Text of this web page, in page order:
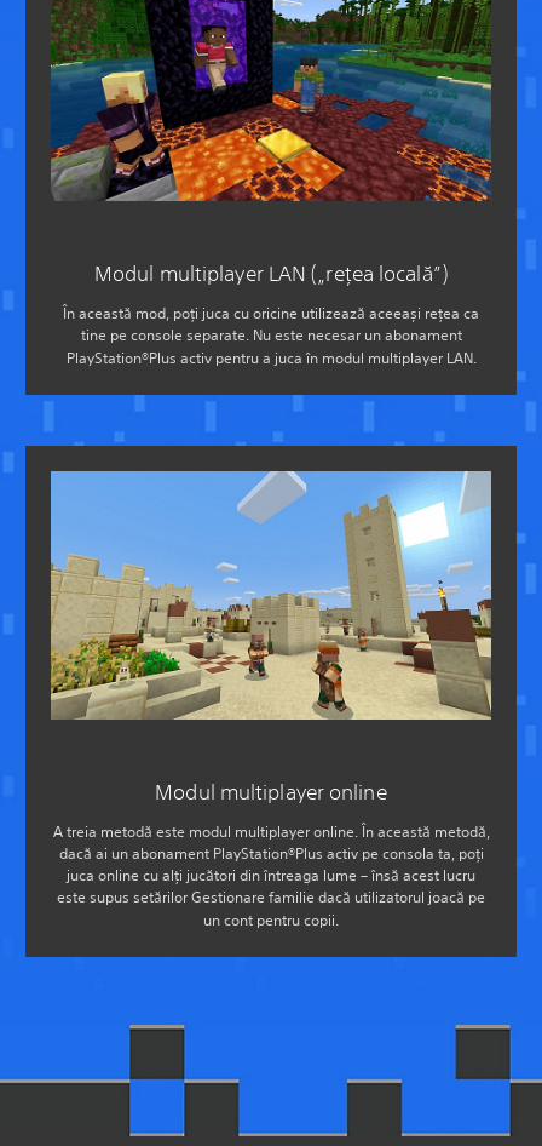
Modul multiplayer LAN („rețea locală”)
În această mod, poți juca cu oricine utilizează aceeași rețea ca
tine pe console separate. Nu este necesar un abonament
PlayStation®Plus activ pentru a juca în modul multiplayer LAN.
Modul multiplayer online
A treia metodă este modul multiplayer online. În această metodă,
dacă ai un abonament PlayStation®Plus activ pe consola ta, poți
juca online cu alți jucători din întreaga lume – însă acest lucru
este supus setărilor Gestionare familie dacă utilizatorul joacă pe
un cont pentru copii.